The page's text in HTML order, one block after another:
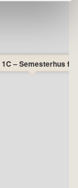
– Semesterhus